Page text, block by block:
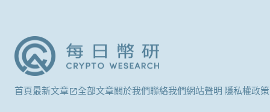
首頁最新文章 全部文章關於我們聯絡我們網站聲明 隱私權政策